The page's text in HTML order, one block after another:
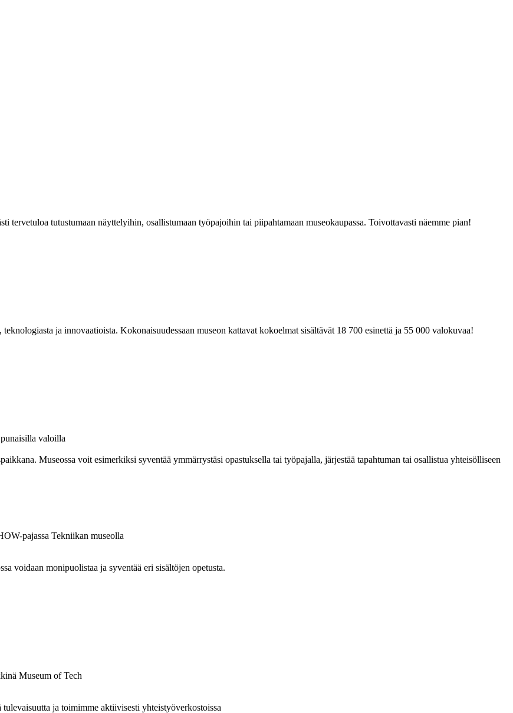
tervetuloa tutustumaan näyttelyihin, osallistumaan työpajoihin tai piipahtamaan museokaupassa. Toivottavasti näemme pian!
ja innovaatioista. Kokonaisuudessaan museon kattavat kokoelmat sisältävät 18 700 esinettä ja 55 000 valokuvaa!
Museossa voit esimerkiksi syventää ymmärrystäsi opastuksella tai työpajalla, järjestää tapahtuman tai osallistua yhteisölliseen
voidaan monipuolistaa ja syventää eri sisältöjen opetusta.
ja toimimme aktiivisesti yhteistyöverkostoissa